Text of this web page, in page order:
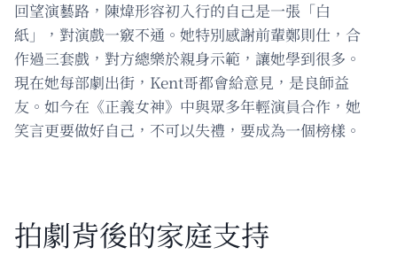
回望演藝路，陳煒形容初入行的自己是一張「白
紙」，對演戲一竅不通。她特別感謝前輩鄭則仕，合
作過三套戲，對方總樂於親身示範，讓她學到很多。
現在她每部劇出街，Kent哥都會給意見，是良師益
友。如今在《正義女神》中與眾多年輕演員合作，她
笑言更要做好自己，不可以失禮，要成為一個榜樣。
拍劇背後的家庭支持